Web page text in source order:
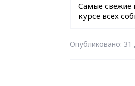
Самые свежие
курсе всех
Опубликовано: 31